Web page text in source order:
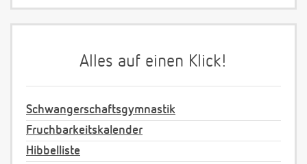
Alles auf einen Klick!
Schwangerschaftsgymnastik
Fruchbarkeitskalender
Hibbelliste